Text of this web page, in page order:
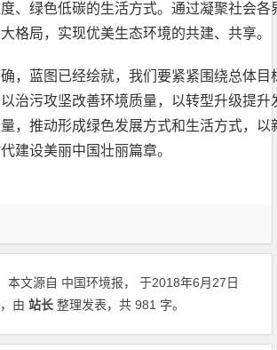
、绿色低碳的生活方式。通过凝聚社会
格局，实现优美生态环境的共建、共享。
，蓝图已经绘就，我们要紧紧围绕总体
治污攻坚改善环境质量，以转型升级提
，推动形成绿色发展方式和生活方式，
建设美丽中国壮丽篇章。
本文源自 中国环境报， 于2018年6月27日
，由站长 整理发表，共 981 字。